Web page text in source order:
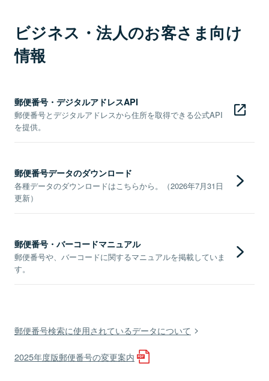
ビジネス・法人のお客さま向け
情報
郵便番号・デジタルアドレスAPI
郵便番号とデジタルアドレスから住所を取得できる公式API
を提供。
郵便番号データのダウンロード
各種データのダウンロードはこちらから。（2026年7月31日
更新）
郵便番号・バーコードマニュアル
郵便番号や、バーコードに関するマニュアルを掲載していま
す。
郵便番号検索に使用されているデータについて
2025年度版郵便番号の変更案内